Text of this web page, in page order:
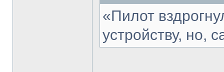
«Пилот
устройству, но,